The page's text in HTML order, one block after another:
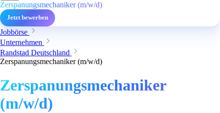
Zerspanungsmechaniker (m/w/d)
Jetzt bewerben
Jobbörse
Unternehmen
Randstad Deutschland
Zerspanungsmechaniker (m/w/d)
Zerspanungsmechaniker
(m/w/d)